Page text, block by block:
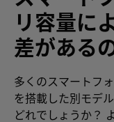
リ容量に
差がある
多くのスマートフ
を搭載した別モデ
どれでしょうか？